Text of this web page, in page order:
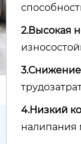
2.Высокая
3.Снижение
4.Низкий
налипания